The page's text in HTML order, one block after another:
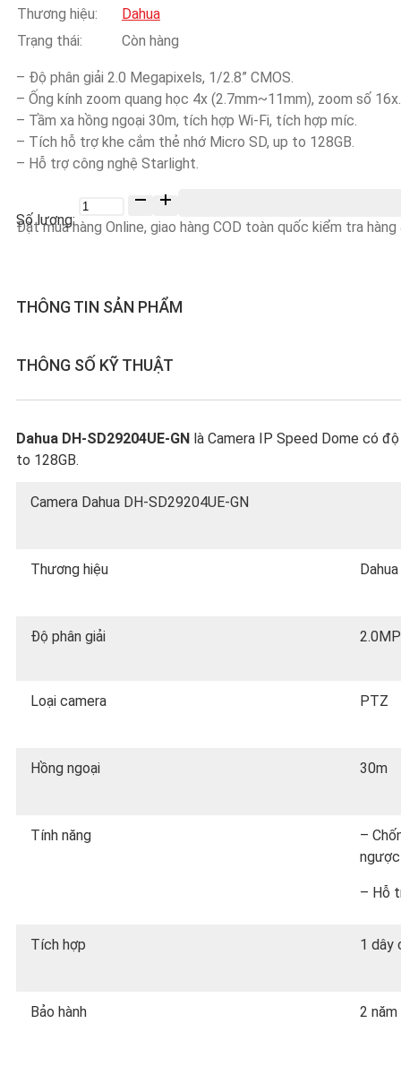
Thương hiệu:
Dahua
Trạng thái:
Còn hàng
– Độ phân giải 2.0 Megapixels, 1/2.8” CMOS.
– Ống kính zoom quang học 4x (2.7mm~11mm), zoom số 16x.
– Tầm xa hồng ngoại 30m, tích hợp Wi-Fi, tích hợp míc.
– Tích hỗ trợ khe cắm thẻ nhớ Micro SD, up to 128GB.
– Hỗ trợ công nghệ Starlight.
Số
lượng
Đặt mua hàng Online, giao hàng COD toàn quốc kiểm tra
THÔNG TIN SẢN PHẨM
THÔNG SỐ KỸ THUẬT
Dahua DH-SD29204UE-GN là Camera IP Speed Dome có
to 128GB.
Camera Dahua DH-SD29204UE-GN
Thương hiệu Dahua
Độ phân giải 2.0MP
Loại camera PTZ
Hồng ngoại 30m
Tính năng
–
ngược
– Hỗ
Tích hợp 1 dây
Bảo hành 2 năm